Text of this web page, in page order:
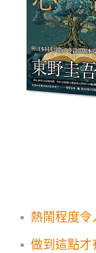
熱鬧程度令
做到這點才